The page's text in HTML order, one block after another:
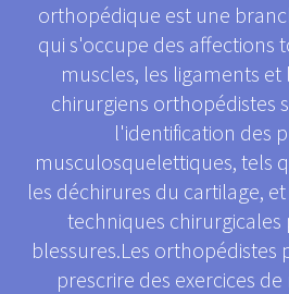
orthopédique est une
qui s'occupe des affections
muscles, les ligaments et
chirurgiens orthopédistes
l'identification des
musculosquelettiques, tels
les déchirures du cartilage,
techniques chirurgicales
blessures.Les
prescrire des exercices